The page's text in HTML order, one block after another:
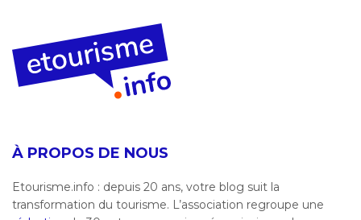
À PROPOS DE NOUS
Etourisme.info : depuis 20 ans, votre blog suit la
transformation du tourisme. L’association regroupe une